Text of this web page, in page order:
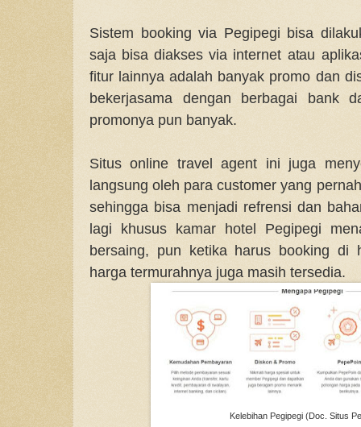
Sistem booking via Pegipegi bisa
saja bisa diakses via internet atau
fitur lainnya adalah banyak promo dan
bekerjasama dengan berbagai bank
promonya pun banyak.
Situs online travel agent ini juga
langsung oleh para customer yang
sehingga bisa menjadi refrensi dan
lagi khusus kamar hotel Pegipegi
bersaing, pun ketika harus booking di
harga termurahnya juga masih tersedia.
Kelebihan Pegipegi (Doc. Situs